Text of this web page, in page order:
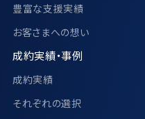
豊富な支援実績
お客さまへの想い
成約実績・事例
成約実績
それぞれの選択